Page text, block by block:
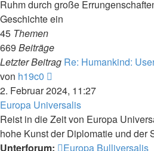
Ruhm durch große
Geschichte ein
45 Themen
669 Beiträge
Letzter Beitrag Re: Humankind:
von h19c0
Beitrag
2. Februar 2024, 11:27
Europa Universalis
Reist in die Zeit von Europa
hohe Kunst der Diplomatie und der
Unterforum:
Europa Bulliversalis